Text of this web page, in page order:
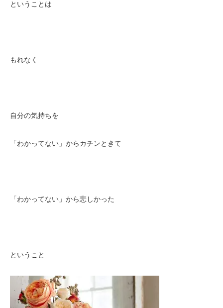
ということは
もれなく
自分の気持ちを
「わかってない」からカチンときて
「わかってない」から悲しかった
ということ